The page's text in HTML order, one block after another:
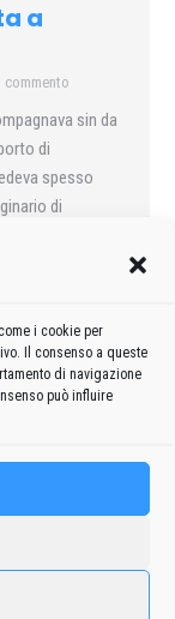
i cookie per
Il consenso a queste
di navigazione
può influire
a
commento
sin da
di
spesso
di
la sua
soddisfatto di